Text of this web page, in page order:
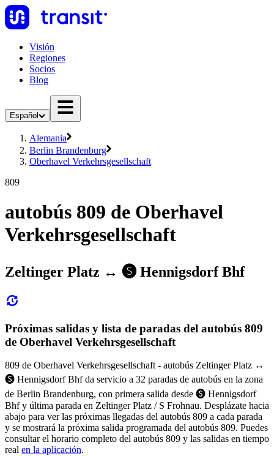
Visión
Regiones
Socios
Blog
Español
Alemania
Berlin Brandenburg
Oberhavel Verkehrsgesellschaft
809
autobús 809 de Oberhavel
Verkehrsgesellschaft
Zeltinger Platz ↔︎ 🅢 Hennigsdorf Bhf
Próximas salidas y lista de paradas del autobús 809
de Oberhavel Verkehrsgesellschaft
809 de Oberhavel Verkehrsgesellschaft - autobús Zeltinger Platz ↔︎
🅢 Hennigsdorf Bhf da servicio a 32 paradas de autobús en la zona
de Berlin Brandenburg, con primera salida desde 🅢 Hennigsdorf
Bhf y última parada en Zeltinger Platz / S Frohnau. Desplázate hacia
abajo para ver las próximas llegadas del autobús 809 a cada parada
y se mostrará la próxima salida programada del autobús 809. Puedes
consultar el horario completo del autobús 809 y las salidas en tiempo
real en la aplicación.